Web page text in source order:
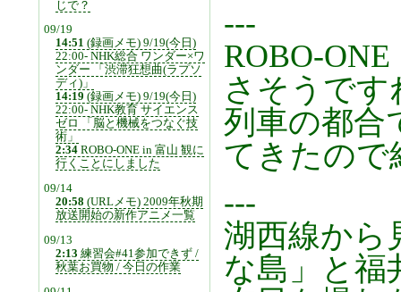
じで？
09/19
14:51 (録画メモ) 9/19(今日)
22:00- NHK総合 ワンダー×ワ
ンダー 「渋滞狂想曲(ラプソ
ディ)」
14:19 (録画メモ) 9/19(今日)
22:00- NHK教育 サイエンス
ゼロ 「脳と機械をつなぐ技
術」
2:34ROBO-ONE in 富山 観に
行くことにしました
09/14
20:58 (URLメモ) 2009年秋期
放送開始の新作アニメ一覧
09/13
2:13 練習会#41参加できず /
秋葉お買物 / 今日の作業
---
ROBO-
さそうです
列車の都合
てきたので
---
湖西線から
な島」と福